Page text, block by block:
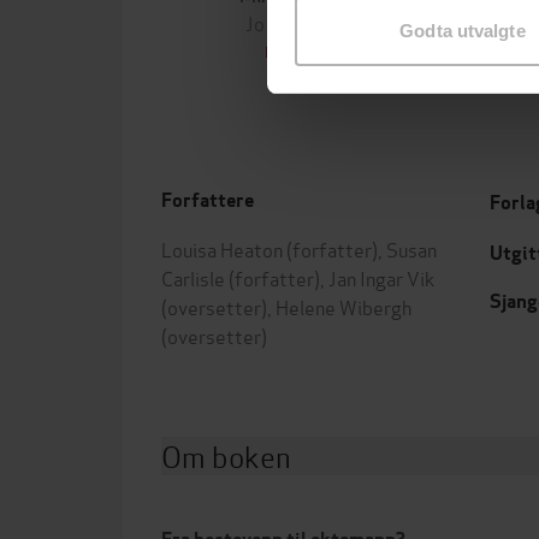
Godta utvalgte
EBOK
Forfattere
Louisa Heaton (forfatter), Susan
Carlisle (forfatter), Jan Ingar Vik
(oversetter), Helene Wibergh
(oversetter)
Om boken